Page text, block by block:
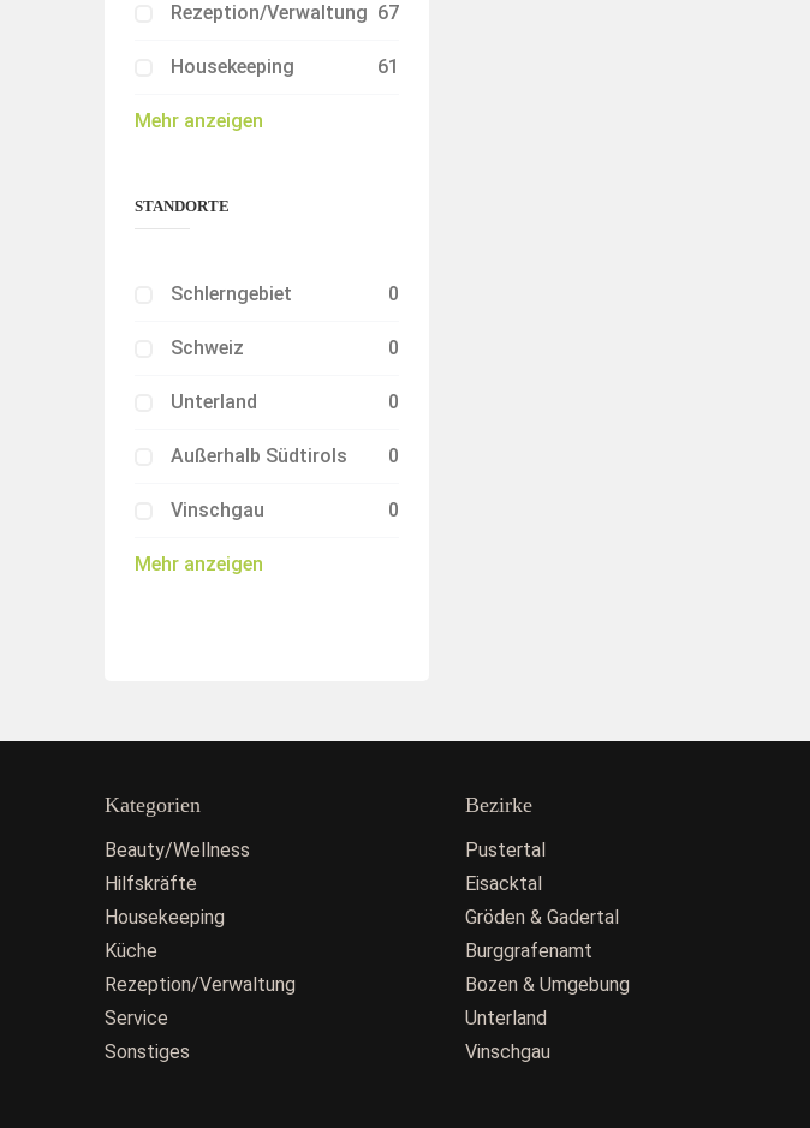
Rezeption/Verwaltung 67
Housekeeping 61
Mehr anzeigen
STANDORTE
Schlerngebiet 0
Schweiz 0
Unterland 0
Außerhalb Südtirols 0
Vinschgau 0
Mehr anzeigen
Kategorien
Beauty/Wellness
Hilfskräfte
Housekeeping
Küche
Rezeption/Verwaltung
Service
Sonstiges
Bezirke
Pustertal
Eisacktal
Gröden & Gadertal
Burggrafenamt
Bozen & Umgebung
Unterland
Vinschgau